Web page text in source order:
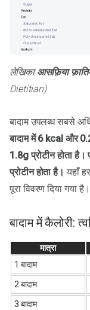
लेखिकाआसफ़िया
Dietitian)
बादाम उपलब्ध सबसे
बादाम में 6 kcal और
1.8g प्रोटीन होता
प्रोटीन होता है। यहाँ
पूरा विवरण दिया गया है।
बादाम में कैलोरी:
मात्रा
1 बादाम
2 बादाम
3 बादाम